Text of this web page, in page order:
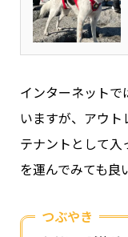
インターネットで
いますが、アウト
テナントとして入
を運んでみても良
つぶやき